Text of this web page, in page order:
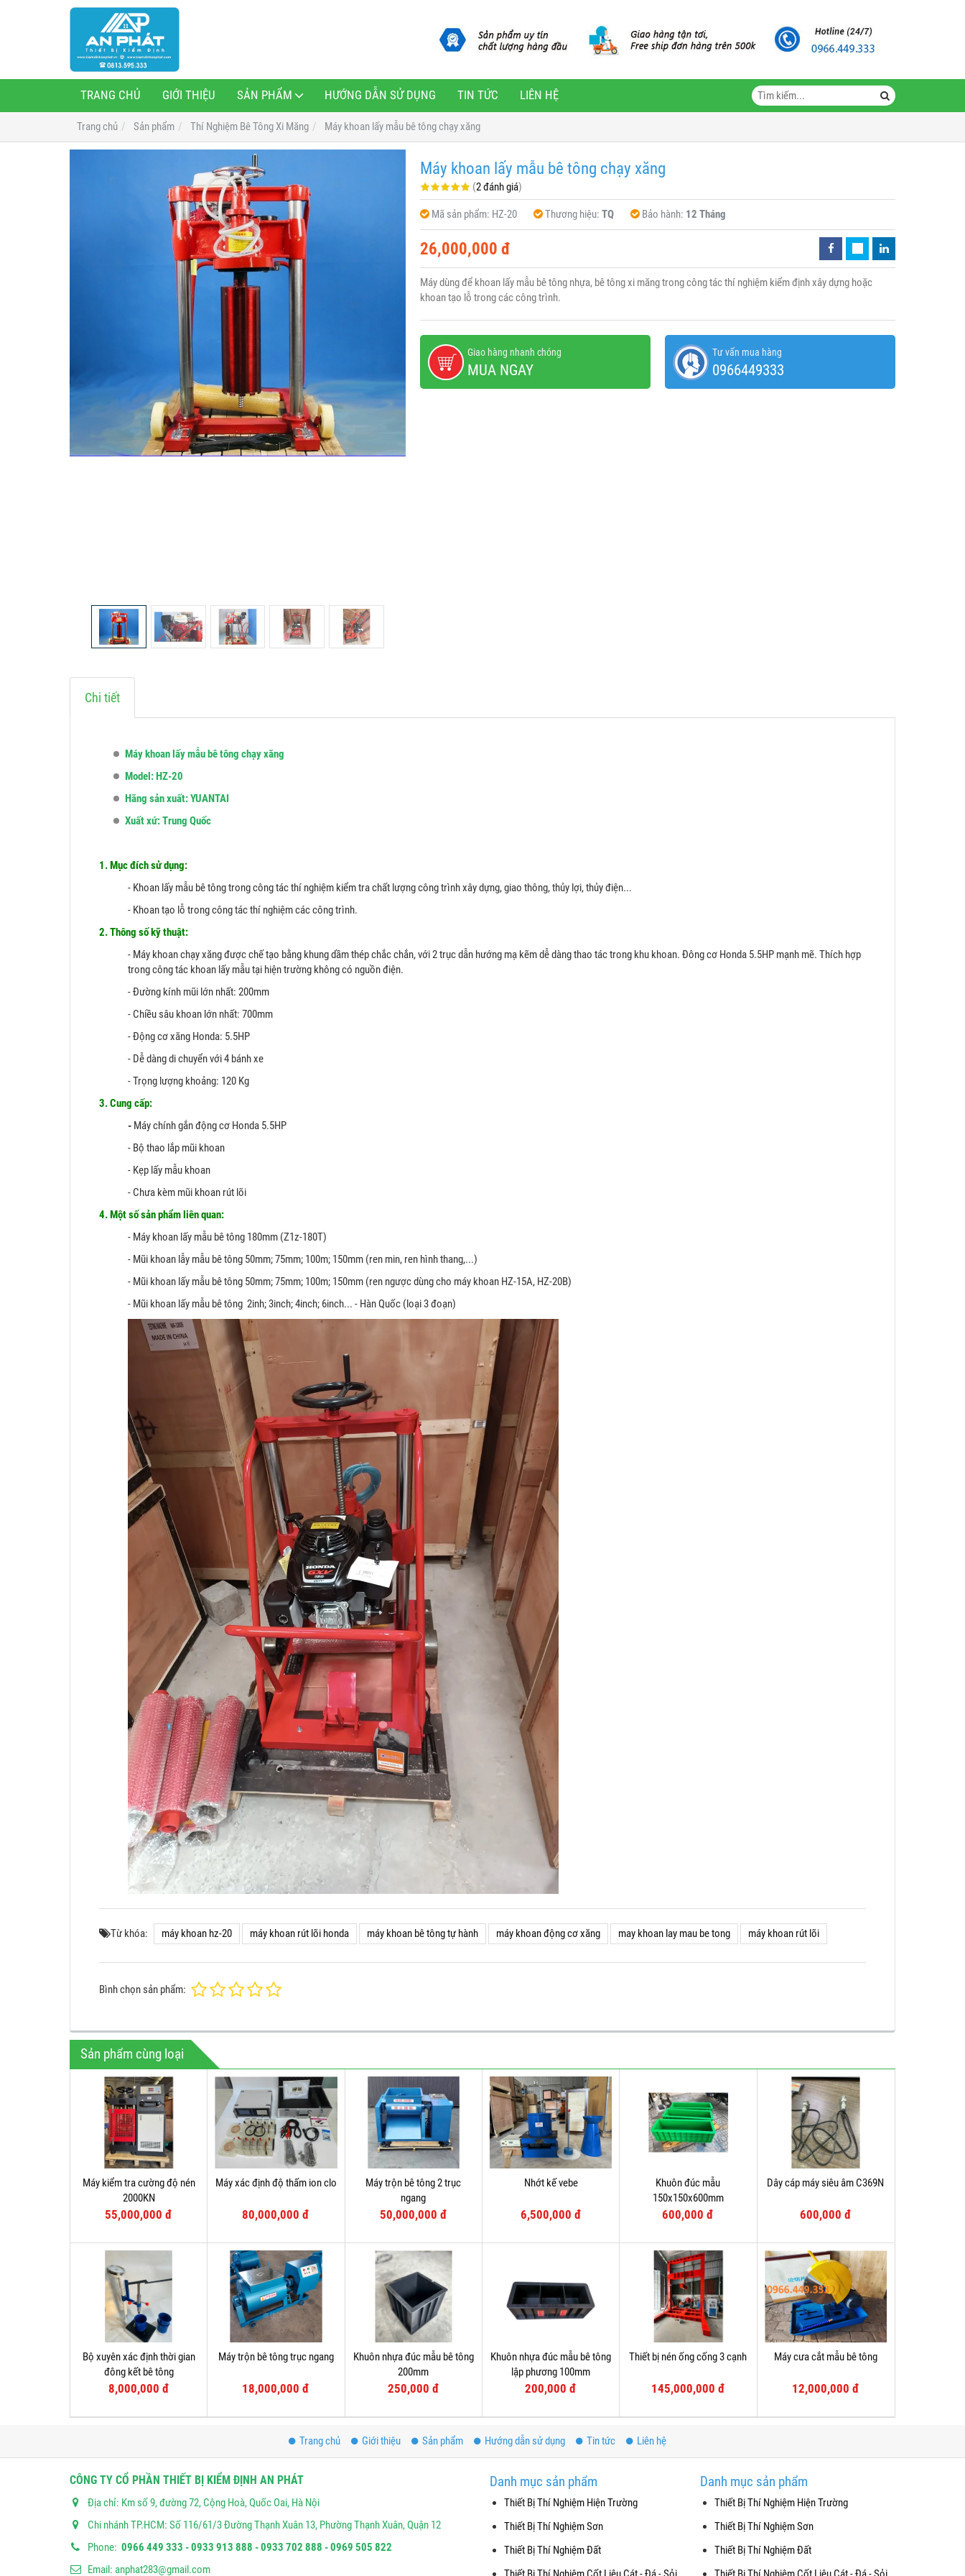
TRANG CHỦ GIỚI THIỆU SẢN PHẨM HƯỚNG DẪN SỬ DỤNG TIN TỨC LIÊN HỆ
Trang chủ Sản phẩm Thí Nghiệm Bê Tông Xi Măng Máy khoan lấy mẫu bê tông chạy xăng
Máy khoan lấy mẫu bê tông chạy xăng
(2 đánh giá)
Mã sản phẩm: HZ-20 Thương hiệu: TQ Bảo hành: 12 Tháng
26,000,000 đ
Máy dùng để khoan lấy mẫu bê tông nhựa, bê tông xi măng trong công tác thí nghiệm kiểm định xây dựng hoặc
khoan tạo lỗ trong các công trình.
Giao hàng nhanh chóng
MUA NGAY
Tư vấn mua hàng
0966449333
Chi tiết
Máy khoan lấy mẫu bê tông chạy xăng
Model: HZ-20
Hãng sản xuất: YUANTAI
Xuất xứ: Trung Quốc
1. Mục đích sử dụng:
- Khoan lấy mẫu bê tông trong công tác thí nghiệm kiểm tra chất lượng công trình xây dựng, giao thông, thủy lợi, thủy điện...
- Khoan tạo lỗ trong công tác thí nghiệm các công trình.
2. Thông số kỹ thuật:
- Máy khoan chạy xăng được chế tạo bằng khung dầm thép chắc chắn, với 2 trục dẫn hướng mạ kẽm dễ dàng thao tác trong khu khoan. Đông cơ Honda 5.5HP mạnh mẽ. Thích hợp
trong công tác khoan lấy mẫu tại hiện trường không có nguồn điện.
- Đường kính mũi lớn nhất: 200mm
- Chiều sâu khoan lớn nhất: 700mm
- Động cơ xăng Honda: 5.5HP
- Dễ dàng di chuyển với 4 bánh xe
- Trọng lượng khoảng: 120 Kg
3. Cung cấp:
- Máy chính gắn động cơ Honda 5.5HP
- Bộ thao lắp mũi khoan
- Kẹp lấy mẫu khoan
- Chưa kèm mũi khoan rút lõi
4. Một số sản phẩm liên quan:
- Máy khoan lấy mẫu bê tông 180mm (Z1z-180T)
- Mũi khoan lẫy mẫu bê tông 50mm; 75mm; 100m; 150mm (ren min, ren hình thang,...)
- Mũi khoan lấy mẫu bê tông 50mm; 75mm; 100m; 150mm (ren ngược dùng cho máy khoan HZ-15A, HZ-20B)
- Mũi khoan lấy mẫu bê tông 2inh; 3inch; 4inch; 6inch... - Hàn Quốc (loại 3 đoạn)
Từ khóa: máy khoan hz-20 máy khoan rút lõi honda máy khoan bê tông tự hành máy khoan động cơ xăng may khoan lay mau be tong máy khoan rút lõi
Bình chọn sản phẩm:
Sản phẩm cùng loại
Máy kiểm tra cường độ nén
2000KN
55,000,000 đ
Máy xác định độ thấm ion clo
80,000,000 đ
Máy trộn bê tông 2 trục
ngang
50,000,000 đ
Nhớt kế vebe
6,500,000 đ
Khuôn đúc mẫu
150x150x600mm
600,000 đ
Dây cáp máy siêu âm C369N
600,000 đ
Bộ xuyên xác định thời gian
đông kết bê tông
8,000,000 đ
Máy trộn bê tông trục ngang
18,000,000 đ
Khuôn nhựa đúc mẫu bê tông
200mm
250,000 đ
Khuôn nhựa đúc mẫu bê tông
lập phương 100mm
200,000 đ
Thiết bị nén ống cống 3 cạnh
145,000,000 đ
Máy cưa cắt mẫu bê tông
12,000,000 đ
Trang chủ Giới thiệu Sản phẩm Hướng dẫn sử dụng Tin tức Liên hệ
CÔNG TY CỔ PHẦN THIẾT BỊ KIỂM ĐỊNH AN PHÁT
Địa chỉ: Km số 9, đường 72, Cộng Hoà, Quốc Oai, Hà Nội
Chi nhánh TP.HCM: Số 116/61/3 Đường Thạnh Xuân 13, Phường Thạnh Xuân, Quận 12
Phone: 0966 449 333 - 0933 913 888 - 0933 702 888 - 0969 505 822
Email: anphat283@gmail.com
Danh mục sản phẩm
Thiết Bị Thí Nghiệm Hiện Trường
Thiết Bị Thí Nghiệm Sơn
Thiết Bị Thí Nghiệm Đất
Danh mục sản phẩm
Thiết Bị Thí Nghiệm Hiện Trường
Thiết Bị Thí Nghiệm Sơn
Thiết Bị Thí Nghiệm Đất